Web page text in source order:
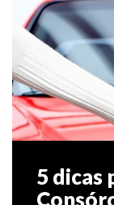
5 dicas